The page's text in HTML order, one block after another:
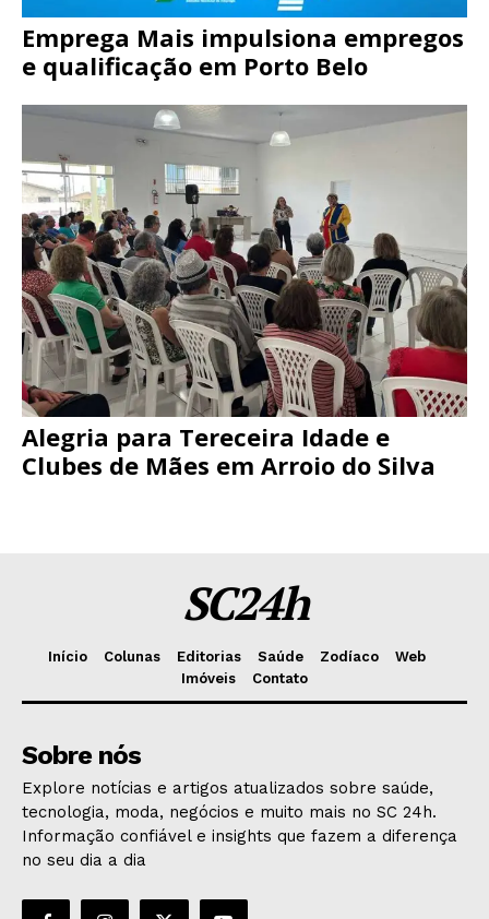
Emprega Mais impulsiona empregos
e qualificação em Porto Belo
Alegria para Tereceira Idade e
Clubes de Mães em Arroio do Silva
SC24h
Início Colunas Editorias Saúde Zodíaco
Web
Imóveis
Contato
Sobre nós
Explore notícias e artigos atualizados sobre saúde,
tecnologia, moda, negócios e muito mais no SC 24h.
Informação confiável e insights que fazem a diferença
no seu dia a dia